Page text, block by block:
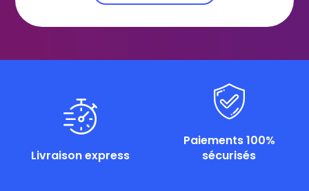
Livraison express
Paiements 100%
sécurisés